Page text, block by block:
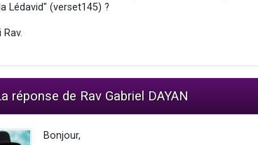
Lédavid" (verset145) ?
Rav.
réponse de Rav Gabriel DAYAN
Bonjour,